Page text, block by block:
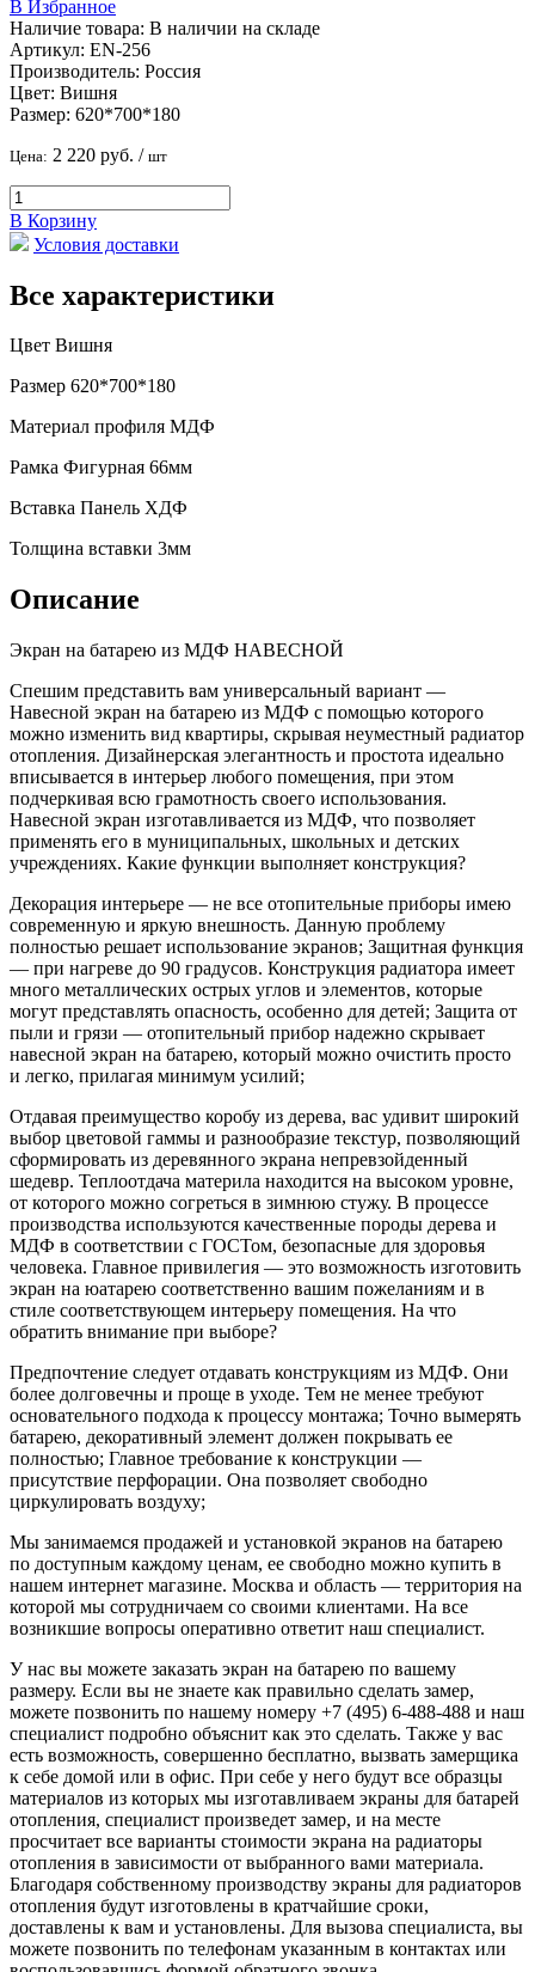
В Избранное
Наличие товара: В наличии на складе
Артикул: EN-256
Производитель: Россия
Цвет: Вишня
Размер: 620*700*180
Цена: 2 220 руб. / шт
В Корзину
Условия доставки
Все характеристики
Цвет Вишня
Размер 620*700*180
Материал профиля МДФ
Рамка Фигурная 66мм
Вставка Панель ХДФ
Толщина вставки 3мм
Описание
Экран на батарею из МДФ НАВЕСНОЙ
Спешим представить вам универсальный вариант —
Навесной экран на батарею из МДФ с помощью которого
можно изменить вид квартиры, скрывая неуместный радиатор
отопления. Дизайнерская элегантность и простота идеально
вписывается в интерьер любого помещения, при этом
подчеркивая всю грамотность своего использования.
Навесной экран изготавливается из МДФ, что позволяет
применять его в муниципальных, школьных и детских
учреждениях. Какие функции выполняет конструкция?
Декорация интерьере — не все отопительные приборы имею
современную и яркую внешность. Данную проблему
полностью решает использование экранов; Защитная функция
— при нагреве до 90 градусов. Конструкция радиатора имеет
много металлических острых углов и элементов, которые
могут представлять опасность, особенно для детей; Защита от
пыли и грязи — отопительный прибор надежно скрывает
навесной экран на батарею, который можно очистить просто
и легко, прилагая минимум усилий;
Отдавая преимущество коробу из дерева, вас удивит широкий
выбор цветовой гаммы и разнообразие текстур, позволяющий
сформировать из деревянного экрана непревзойденный
шедевр. Теплоотдача материла находится на высоком уровне,
от которого можно согреться в зимнюю стужу. В процессе
производства используются качественные породы дерева и
МДФ в соответствии с ГОСТом, безопасные для здоровья
человека. Главное привилегия — это возможность изготовить
экран на юатарею соответственно вашим пожеланиям и в
стиле соответствующем интерьеру помещения. На что
обратить внимание при выборе?
Предпочтение следует отдавать конструкциям из МДФ. Они
более долговечны и проще в уходе. Тем не менее требуют
основательного подхода к процессу монтажа; Точно вымерять
батарею, декоративный элемент должен покрывать ее
полностью; Главное требование к конструкции —
присутствие перфорации. Она позволяет свободно
циркулировать воздуху;
Мы занимаемся продажей и установкой экранов на батарею
по доступным каждому ценам, ее свободно можно купить в
нашем интернет магазине. Москва и область — территория на
которой мы сотрудничаем со своими клиентами. На все
возникшие вопросы оперативно ответит наш специалист.
У нас вы можете заказать экран на батарею по вашему
размеру. Если вы не знаете как правильно сделать замер,
можете позвонить по нашему номеру +7 (495) 6-488-488 и наш
специалист подробно объяснит как это сделать. Также у вас
есть возможность, совершенно бесплатно, вызвать замерщика
к себе домой или в офис. При себе у него будут все образцы
материалов из которых мы изготавливаем экраны для батарей
отопления, специалист произведет замер, и на месте
просчитает все варианты стоимости экрана на радиаторы
отопления в зависимости от выбранного вами материала.
Благодаря собственному производству экраны для радиаторов
отопления будут изготовлены в кратчайшие сроки,
доставлены к вам и установлены. Для вызова специалиста, вы
можете позвонить по телефонам указанным в контактах или